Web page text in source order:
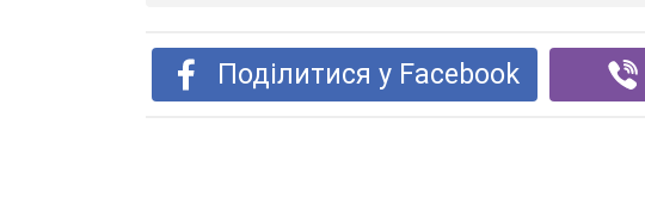
Поділитися у Facebook